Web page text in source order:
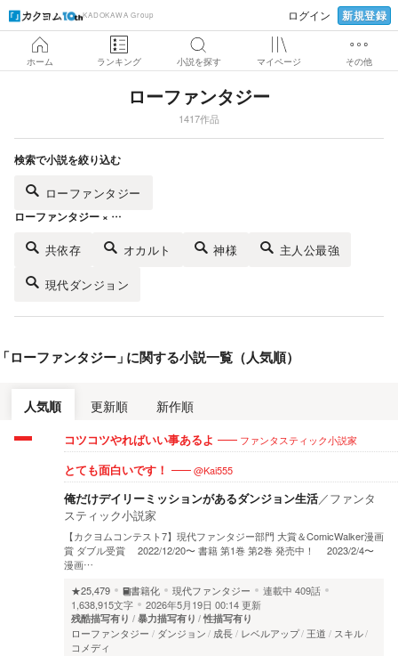
KADOKAWA Group ログイン 新規登録
ホーム ランキング 小説を探す マイページ その他
ローファンタジー
1417作品
検索で小説を絞り込む
ローファンタジー
ローファンタジー × …
共依存 オカルト 神様 主人公最強
現代ダンジョン
ローファンタジー 」に関する小説一覧（人気順）
人気順 更新順 新作順
コツコツやればいい事あるよ ファンタスティック小説家
とても面白いです！ @Kai555
俺だけデイリーミッションがあるダンジョン生活／ファンタ
スティック小説家
【カクヨムコンテスト7】現代ファンタジー部門 大賞＆ComicWalker漫画
賞 ダブル受賞 2022/12/20〜 書籍 第1巻 第2巻 発売中！ 2023/2/4〜
漫画…
★25,479
書籍化 現代ファンタジー 連載中 409話
1,638,915文字
2026年5月19日 00:14 更新
残酷描写有り 暴力描写有り 性描写有り
ローファンタジー ダンジョン 成長 レベルアップ 王道
スキル
コメディ